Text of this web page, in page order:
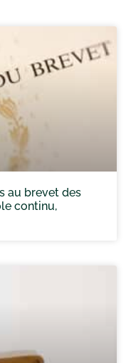
au brevet des
continu,